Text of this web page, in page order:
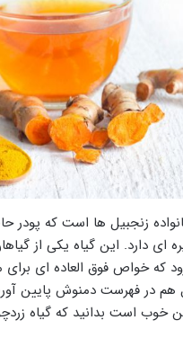
زنجبیل ها است که پودر
ای دارد. این گیاه یکی از
که خواص فوق العاده ای
هم در فهرست دمنوش پایین
خوب است بدانید که گیاه